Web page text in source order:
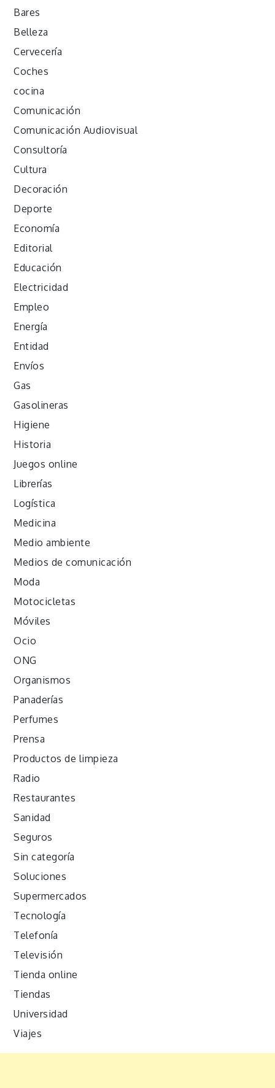
Bares
Belleza
Cervecería
Coches
cocina
Comunicación
Comunicación Audiovisual
Consultoría
Cultura
Decoración
Deporte
Economía
Editorial
Educación
Electricidad
Empleo
Energía
Entidad
Envíos
Gas
Gasolineras
Higiene
Historia
Juegos online
Librerías
Logística
Medicina
Medio ambiente
Medios de comunicación
Moda
Motocicletas
Móviles
Ocio
ONG
Organismos
Panaderías
Perfumes
Prensa
Productos de limpieza
Radio
Restaurantes
Sanidad
Seguros
Sin categoría
Soluciones
Supermercados
Tecnología
Telefonía
Televisión
Tienda online
Tiendas
Universidad
Viajes